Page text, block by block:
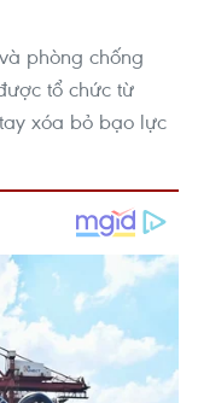
phòng chống
tổ chức từ
xóa bỏ bạo lực